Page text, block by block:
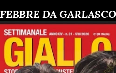
FEBBRE DA